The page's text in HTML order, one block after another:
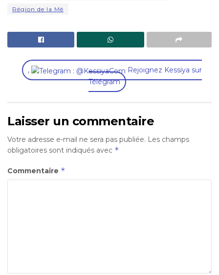
Région de la Mé
,
Rejoignez Kessiya sur
Télégram
Laisser un commentaire
Votre adresse e-mail ne sera pas publiée. Les champs
obligatoires sont indiqués avec *
Commentaire *